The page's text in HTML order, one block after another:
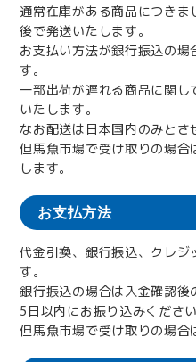
通常在庫がある商品につき
後で発送いたします。
お支払い方法が銀行振込の
す。
一部出荷が遅れる商品に関
いたします。
なお配送は日本国内のみとさ
但馬魚市場で受け取りの場
します。
お支払方法
代金引換、銀行振込、クレ
す。
銀行振込の場合は入金確認
5日以内にお振り込みください
但馬魚市場で受け取りの場合